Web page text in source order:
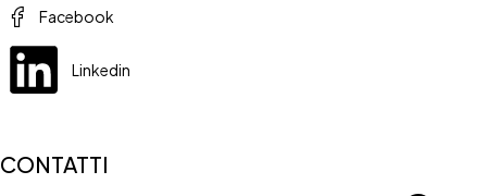
Facebook
Linkedin
CONTATTI